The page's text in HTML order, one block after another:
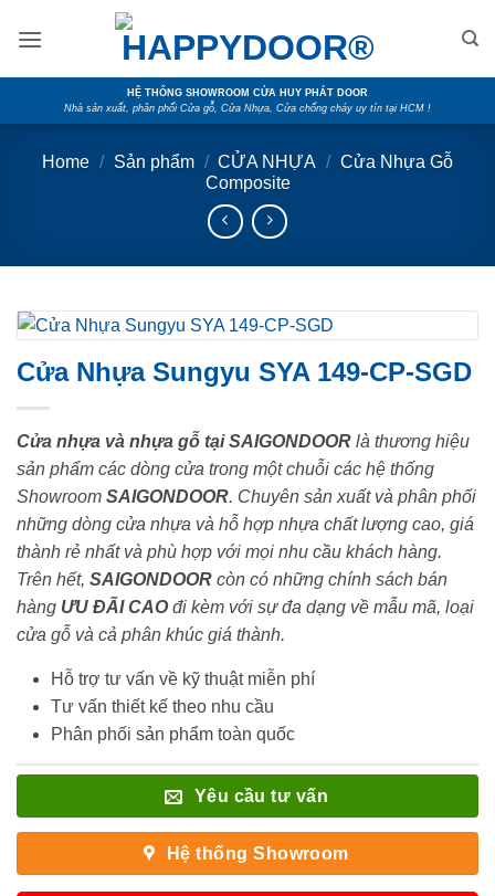
HỆ THỐNG SHOWROOM CỬA HUY PHÁT DOOR
Nhà sản xuất, phân phối Cửa gỗ, Cửa Nhựa, Cửa chống cháy uy tín tại HCM !
Home / Sản phẩm / CỬA NHỰA / Cửa Nhựa Gỗ
Composite
Cửa Nhựa Sungyu SYA 149-CP-SGD
Cửa nhựa và nhựa gỗ tại SAIGONDOOR là thương hiệu
sản phẩm các dòng cửa trong một chuỗi các hệ thống
Showroom SAIGONDOOR. Chuyên sản xuất và phân phối
những dòng cửa nhựa và hỗ hợp nhựa chất lượng cao, giá
thành rẻ nhất và phù hợp với mọi nhu cầu khách hàng.
Trên hết, SAIGONDOOR còn có những chính sách bán
hàng ƯU ĐÃI CAOđi kèm với sự đa dạng về mẫu mã, loại
cửa gỗ và cả phân khúc giá thành.
Hỗ trợ tư vấn về kỹ thuật miễn phí
Tư vấn thiết kế theo nhu cầu
Phân phối sản phẩm toàn quốc
Yêu cầu tư vấn
Hệ thống Showroom